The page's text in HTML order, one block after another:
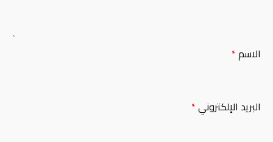
الاسم*
البريد الإلكتروني*